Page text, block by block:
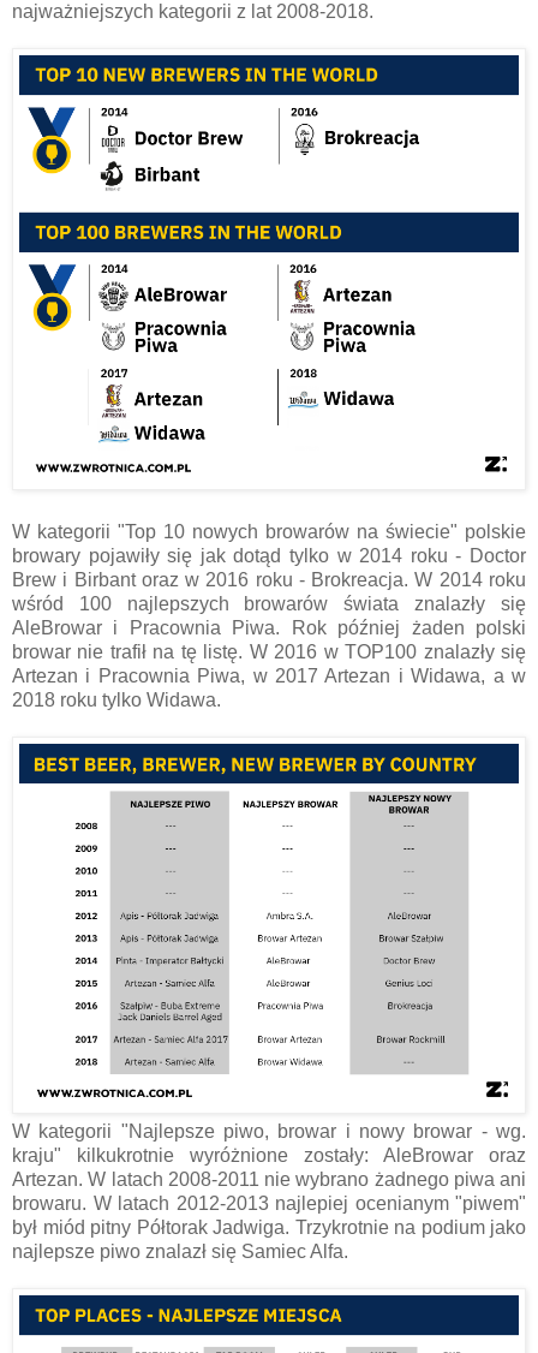
najważniejszych kategorii z lat 2008-2018.
W kategorii "Top 10 nowych browarów na świecie" polskie
browary pojawiły się jak dotąd tylko w 2014 roku - Doctor
Brew i Birbant oraz w 2016 roku - Brokreacja. W 2014 roku
wśród 100 najlepszych browarów świata znalazły się
AleBrowar i Pracownia Piwa. Rok później żaden polski
browar nie trafił na tę listę. W 2016 w TOP100 znalazły się
Artezan i Pracownia Piwa, w 2017 Artezan i Widawa, a w
2018 roku tylko Widawa.
W kategorii "Najlepsze piwo, browar i nowy browar - wg.
kraju" kilkukrotnie wyróżnione zostały: AleBrowar oraz
Artezan. W latach 2008-2011 nie wybrano żadnego piwa ani
browaru. W latach 2012-2013 najlepiej ocenianym "piwem"
był miód pitny Półtorak Jadwiga. Trzykrotnie na podium jako
najlepsze piwo znalazł się Samiec Alfa.